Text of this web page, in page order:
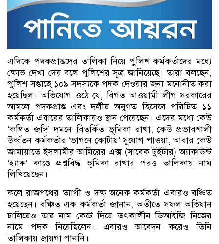
এদি‌কে পদকপ্রাপ্ত‌দের তা‌লিকা নি‌য়ে পু‌লি‌শ কর্মকর্তা‌দের ম‌ধ্যে
ক্ষোভ দেখা দেয় ব‌লে পু‌লি‌শের সূত্র জা‌নি‌য়ে‌ছে। তারা বল‌ছেন,
পুলিশ সপ্তাহে ১০৯ সদস্যকে পদক দেওয়ার জন্য মনোনীত করা
হয়েছিল। অভিযোগ ওঠে যে, বিগত আওয়ামী লীগ সরকারের
আমলে পদকপ্রাপ্ত এবং দলীয় অনুগত হিসেবে পরিচিত ১১
কর্মকর্তা এবারের তালিকায়ও স্থান পেয়েছেন। এদের মধ্যে কেউ
‘কথিত জঙ্গি’ দমনে বিতর্কিত ভূমিকা রাখা, কেউ প্রভাবশালী
উর্ধ্বতন কর্মকর্তার ‘ভাগনে কোটায়’ সুযোগ পাওয়া, আবার কেউ
জামায়াতে ইসলামীর আমিরের এক্স (সাবেক টুইটার) অ্যাকাউন্ট
‘হ্যাক’ কাণ্ডে প্রশ্নবিদ্ধ ভূমিকা রাখার পরও তালিকায় নাম
লিখিয়েছেন।
ফ‌লে রাজপথের ত্যাগী ও দক্ষ অনেক কর্মকর্তা এবারও বঞ্চিত
হয়েছেন। বঞ্চিত এক কর্মকর্তা জানান, অতীতে সফল অভিযান
চালিয়েও তার নাম কেটে দিয়ে তৎকালীন ডিআইজি নিজের
নামে পদক নিয়েছিলেন। এবারও আবেদন করেও তিনি
তালিকায় জায়গা পাননি।